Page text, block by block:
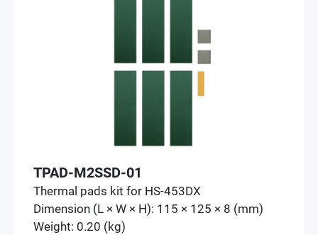
TPAD-M2SSD-01
Thermal pads kit for HS-453DX
Dimension (L × W × H): 115 × 125 × 8 (mm)
Weight: 0.20 (kg)